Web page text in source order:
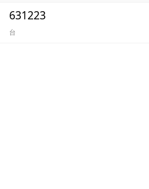
631223
台